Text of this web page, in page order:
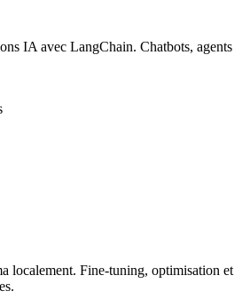
IA avec LangChain. Chatbots, agents
localement. Fine-tuning, optimisation et